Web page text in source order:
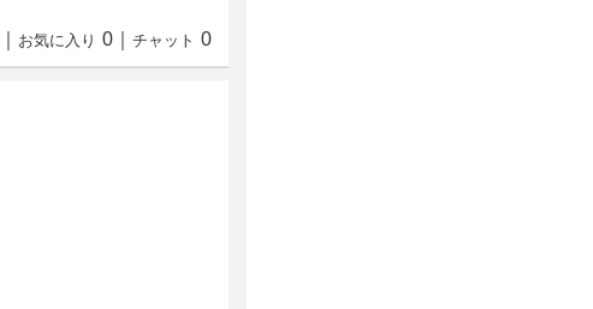
お気に入り 0 チャット 0